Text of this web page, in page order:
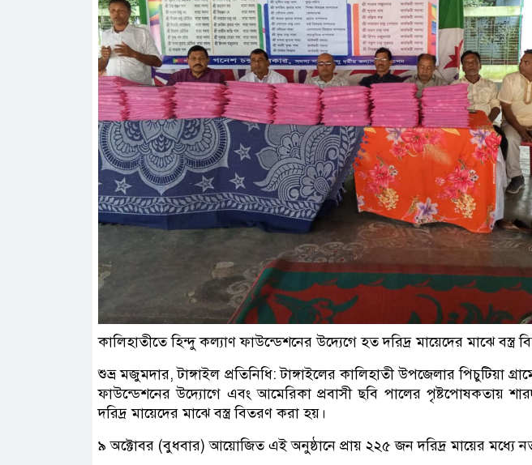
কালিহাতীতে হিন্দু কল্যাণ ফাউন্ডেশনের উদ্যেগে হত দরিদ্র মায়েদের মাঝে বস্ত্র
শুভ্র মজুমদার, টাঙ্গাইল প্রতিনিধি: টাঙ্গাইলের কালিহাতী উপজেলার পিচুটিয়া
ফাউন্ডেশনের উদ্যোগে এবং আমেরিকা প্রবাসী ছবি পালের পৃষ্টপোষকতায়
দরিদ্র মায়েদের মাঝে বস্ত্র বিতরণ করা হয়।
৯ অক্টোবর (বুধবার) আয়োজিত এই অনুষ্ঠানে প্রায় ২২৫ জন দরিদ্র মায়ের মধ্যে